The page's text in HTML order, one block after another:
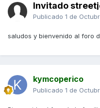
Invitado
Publicado 1 de
saludos y bienvenido al foro
kymcoperico
Publicado 1 de